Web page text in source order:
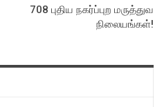
708 புதிய நகர்ப்புற மருத்துவ
நிலையங்கள்!